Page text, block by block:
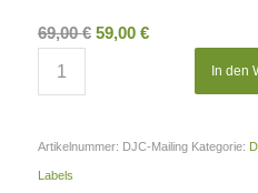
69,00€ Ursprünglicher
59,00 €Aktueller
In den
Artikelnummer: DJC-Mailing Kategorie:
Labels